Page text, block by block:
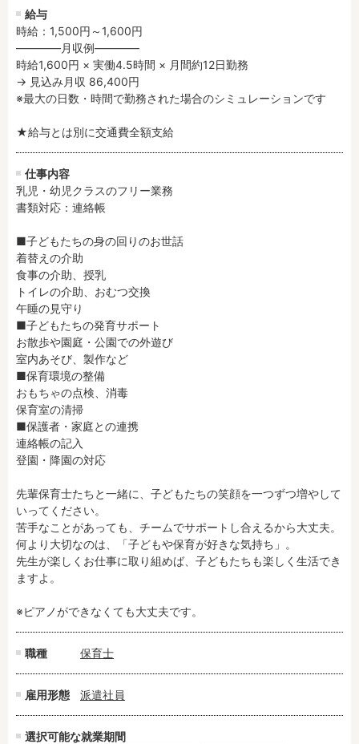
給与
時給：1,500円～1,600円
――――月収例――――
時給1,600円 × 実働4.5時間 × 月間約12日勤務
→ 見込み月収 86,400円
※最大の日数・時間で勤務された場合のシミュレーションです
★給与とは別に交通費全額支給
仕事内容
乳児・幼児クラスのフリー業務
書類対応：連絡帳
■子どもたちの身の回りのお世話
着替えの介助
食事の介助、授乳
トイレの介助、おむつ交換
午睡の見守り
■子どもたちの発育サポート
お散歩や園庭・公園での外遊び
室内あそび、製作など
■保育環境の整備
おもちゃの点検、消毒
保育室の清掃
■保護者・家庭との連携
連絡帳の記入
登園・降園の対応
先輩保育士たちと一緒に、子どもたちの笑顔を一つずつ増やして
いってください。
苦手なことがあっても、チームでサポートし合えるから大丈夫。
何より大切なのは、「子どもや保育が好きな気持ち」。
先生が楽しくお仕事に取り組めば、子どもたちも楽しく生活でき
ますよ。
※ピアノができなくても大丈夫です。
職種 保育士
雇用形態 派遣社員
選択可能な就業期間
実働5時間以内
土日祝のお仕事
時給1600円～
書類対応なし
社会保険完備
資格不問
初心者歓迎
男性保育士
オープニング求人
マイカー通勤OK
小規模保育園
株式会社
月収見込み
フリーワード検索